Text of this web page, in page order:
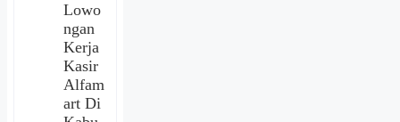
Lowo
ngan
Kerja
Kasir
Alfam
art Di